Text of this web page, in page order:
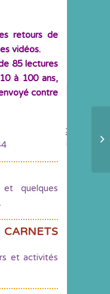
retours de
vidéos.
85 lectures
à 100 ans,
contre
et quelques
et activités